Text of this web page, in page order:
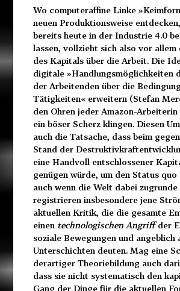
Wo computeraffine Linke
neuen Produktionsweise
bereits heute in der Industrie 4.0
lassen, vollzieht sich also vor allem
des Kapitals über die Arbeit. Die
digitale »Handlungsmöglichkeiten
der Arbeitenden über die
Tätigkeiten« erweitern (Stefan
den Ohren jeder Amazon-
ein böser Scherz klingen. Diesen
auch die Tatsache, dass beim
Stand der
eine Handvoll entschlossener
genügen würde, um den Status quo
auch wenn die Welt dabei zugrunde
registrieren insbesondere jene
aktuellen Kritik, die die gesamte
einen technologischen Angriffder
soziale Bewegungen und angeblich
Unterschichten deuten. Mag eine
derartiger Theoriebildung auch
dass sie nicht systematisch den
Gang der Dinge für die aktuellen